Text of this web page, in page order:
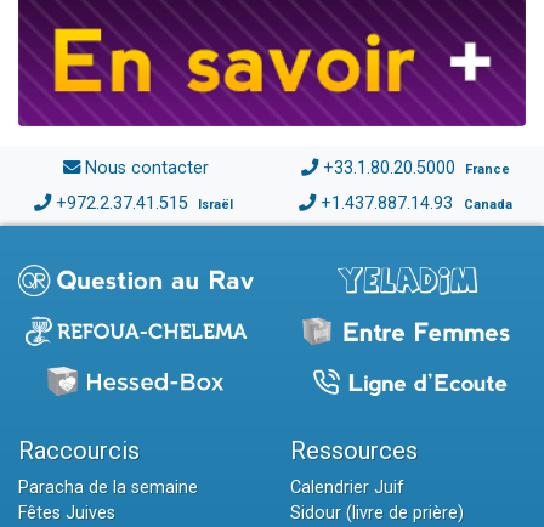
Nous contacter +33.1.80.20.5000 France
+972.2.37.41.515 Israël +1.437.887.14.93 Canada
Raccourcis
Paracha de la semaine
Fêtes Juives
Ressources
Calendrier Juif
Sidour (livre de prière)